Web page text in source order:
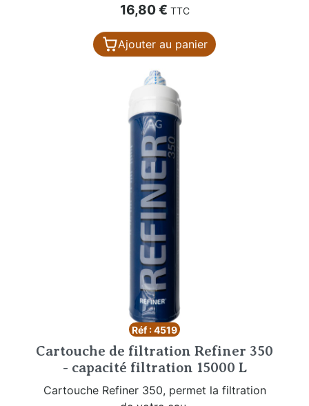
Prix
16,80 € TTC
Ajouter au panier
Réf : 4519
Cartouche de filtration Refiner 350
- capacité filtration 15000 L
Cartouche Refiner 350, permet la filtration